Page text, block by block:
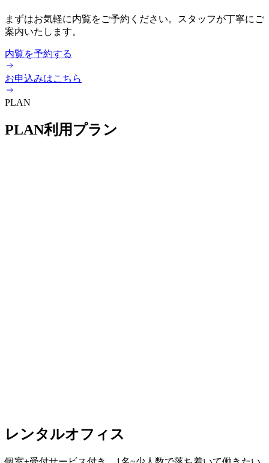
まずはお気軽に内覧をご予約ください。スタッフが丁寧にご
案内いたします。
内覧を予約する
お申込みはこちら
PLAN
PLAN利用プラン
レンタルオフィス